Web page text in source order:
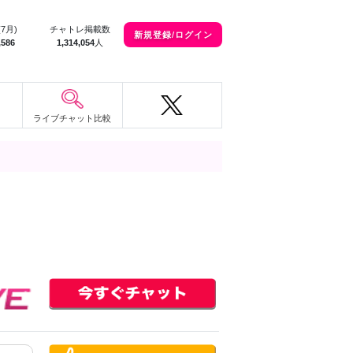
月)
チャトレ掲載数
1,314,054 人
新規登録/ログイン
ライブチャット比較